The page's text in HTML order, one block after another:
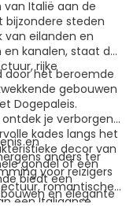
Italië aan de
bijzondere steden
van eilanden en
kanalen, staat de
rijke
door het beroemde
gebouwen
Dogepaleis.
je verborgen
kades langs het
decor van
gondel of een
biedt een
en elegante
en
anders ter
voor reizigers
romantische
een Italiaanse